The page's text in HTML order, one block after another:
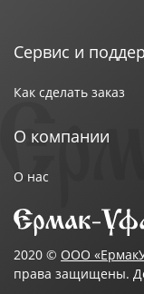
Сервис и
Как сделать заказ
О компании
О нас
2020 © ООО
права защищены.